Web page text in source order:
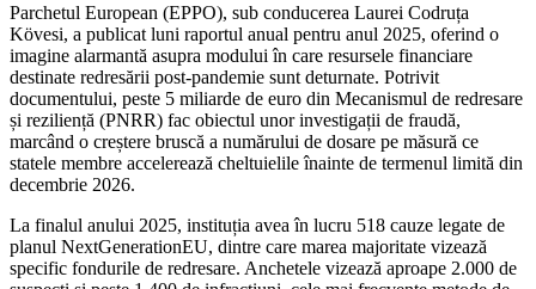
Parchetul European (EPPO), sub conducerea Laurei Codruța
Kövesi, a publicat luni raportul anual pentru anul 2025, oferind o
imagine alarmantă asupra modului în care resursele financiare
destinate redresării post-pandemie sunt deturnate. Potrivit
documentului, peste 5 miliarde de euro din Mecanismul de redresare
și reziliență (PNRR) fac obiectul unor investigații de fraudă,
marcând o creștere bruscă a numărului de dosare pe măsură ce
statele membre accelerează cheltuielile înainte de termenul limită din
decembrie 2026.
La finalul anului 2025, instituția avea în lucru 518 cauze legate de
planul NextGenerationEU, dintre care marea majoritate vizează
specific fondurile de redresare. Anchetele vizează aproape 2.000 de